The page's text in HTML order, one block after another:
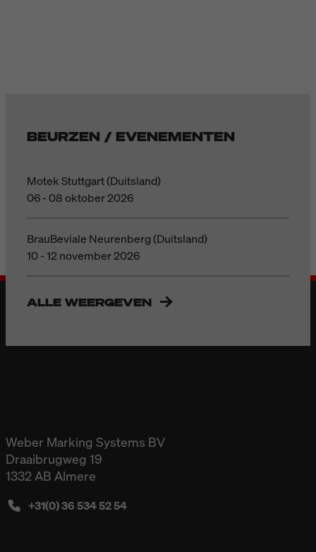
BEURZEN / EVENEMENTEN
Motek Stuttgart (Duitsland)
06 - 08 oktober 2026
BrauBeviale Neurenberg (Duitsland)
10 - 12 november 2026
ALLE WEERGEVEN
Weber Marking Systems BV
Draaibrugweg 19
1332 AB Almere
+31(0) 36 534 52 54